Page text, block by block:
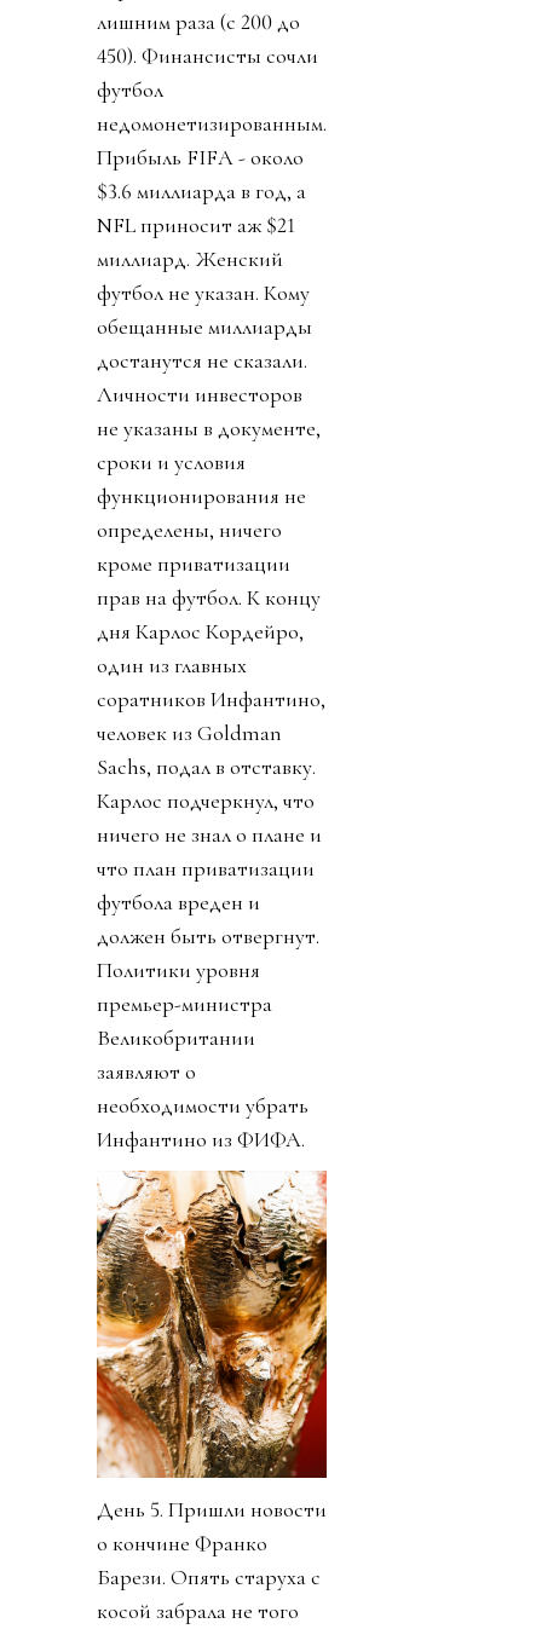
лишним раза (с 200 до
450). Финансисты сочли
футбол
недомонетизированным.
Прибыль FIFA - около
$3.6 миллиарда в год, а
NFL приносит аж $21
миллиард. Женский
футбол не указан. Кому
обещанные миллиарды
достанутся не сказали.
Личности инвесторов
не указаны в документе,
сроки и условия
функционирования не
определены, ничего
кроме приватизации
прав на футбол. К концу
дня Карлос Кордейро,
один из главных
соратников Инфантино,
человек из Goldman
Sachs, подал в отставку.
Карлос подчеркнул, что
ничего не знал о плане и
что план приватизации
футбола вреден и
должен быть отвергнут.
Политики уровня
премьер-министра
Великобритании
заявляют о
необходимости убрать
Инфантино из ФИФА.
День 5. Пришли новости
о кончине Франко
Барези. Опять старуха с
косой забрала не того